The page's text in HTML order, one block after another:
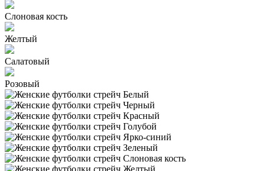
Слоновая кость
Желтый
Салатовый
Розовый